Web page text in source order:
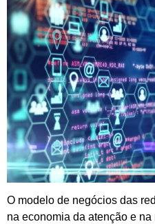
O modelo de negócios das
na economia da atenção e